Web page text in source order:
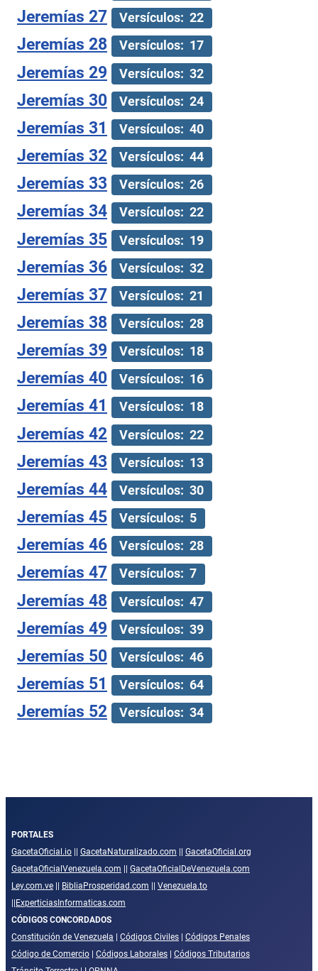
Jeremías 27 Versículos: 22
Jeremías 28 Versículos: 17
Jeremías 29 Versículos: 32
Jeremías 30 Versículos: 24
Jeremías 31 Versículos: 40
Jeremías 32 Versículos: 44
Jeremías 33 Versículos: 26
Jeremías 34 Versículos: 22
Jeremías 35 Versículos: 19
Jeremías 36 Versículos: 32
Jeremías 37 Versículos: 21
Jeremías 38 Versículos: 28
Jeremías 39 Versículos: 18
Jeremías 40 Versículos: 16
Jeremías 41 Versículos: 18
Jeremías 42 Versículos: 22
Jeremías 43 Versículos: 13
Jeremías 44 Versículos: 30
Jeremías 45 Versículos: 5
Jeremías 46 Versículos: 28
Jeremías 47 Versículos: 7
Jeremías 48 Versículos: 47
Jeremías 49 Versículos: 39
Jeremías 50 Versículos: 46
Jeremías 51 Versículos: 64
Jeremías 52 Versículos: 34
PORTALES
GacetaOficial.io
GacetaNaturalizado.com
GacetaOficial.org
GacetaOficialVenezuela.com
GacetaOficialDeVenezuela.com
Ley.com.ve
BibliaProsperidad.com
Venezuela.to
ExperticiasInformaticas.com
CÓDIGOS CONCORDADOS
Constitución de Venezuela
Códigos Civiles
Códigos Penales
Código de Comercio
Códigos Laborales
Códigos Tributarios